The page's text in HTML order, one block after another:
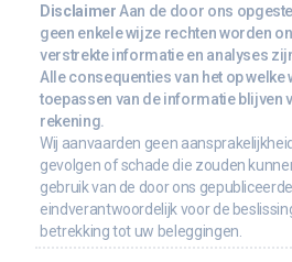
Disclaimer Aan de door ons
geen enkele wijze rechten worden
verstrekte informatie en analyses
Alle consequenties van het op welke
toepassen van de informatie blijven
rekening.
Wij aanvaarden geen
gevolgen of schade die zouden
gebruik van de door ons
eindverantwoordelijk voor de
betrekking tot uw beleggingen.